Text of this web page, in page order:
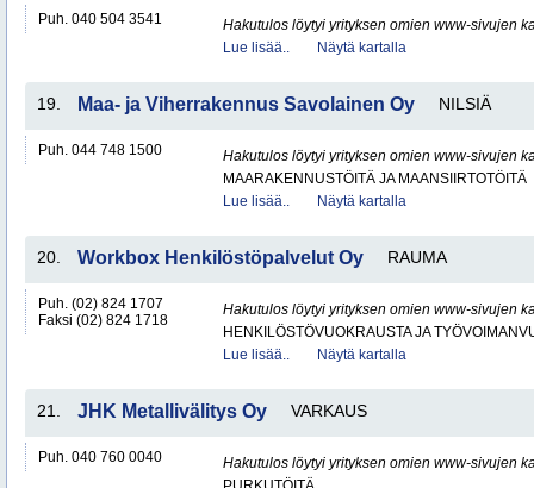
Puh. 040 504 3541
Hakutulos löytyi yrityksen omien www-sivujen
Lue lisää..
Näytä kartalla
19. Maa- ja Viherrakennus Savolainen Oy NILSIÄ
Puh. 044 748 1500
Hakutulos löytyi yrityksen omien www-sivujen
MAARAKENNUSTÖITÄ JA MAANSIIRTOTÖITÄ
Lue lisää..
Näytä kartalla
20. Workbox Henkilöstöpalvelut Oy RAUMA
Puh. (02) 824 1707
Faksi (02) 824 1718
Hakutulos löytyi yrityksen omien www-sivujen
HENKILÖSTÖVUOKRAUSTA JA
Lue lisää..
Näytä kartalla
21. JHK Metallivälitys Oy VARKAUS
Puh. 040 760 0040
Hakutulos löytyi yrityksen omien www-sivujen